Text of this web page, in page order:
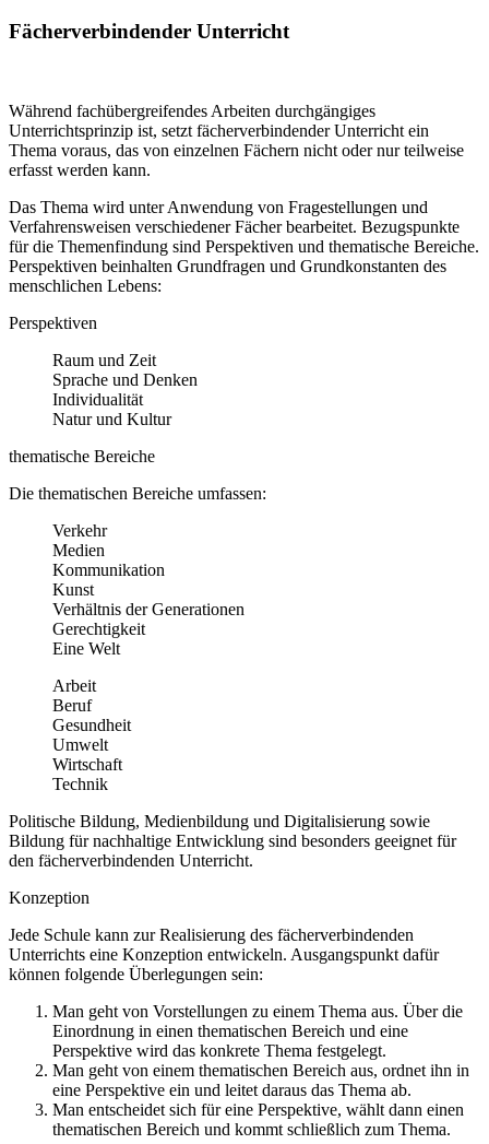
Fächerverbindender Unterricht
Während fachübergreifendes Arbeiten durchgängiges
Unterrichtsprinzip ist, setzt fächerverbindender Unterricht ein
Thema voraus, das von einzelnen Fächern nicht oder nur teilweise
erfasst werden kann.
Das Thema wird unter Anwendung von Fragestellungen und
Verfahrensweisen verschiedener Fächer bearbeitet. Bezugspunkte
für die Themenfindung sind Perspektiven und thematische Bereiche.
Perspektiven beinhalten Grundfragen und Grundkonstanten des
menschlichen Lebens:
Perspektiven
Raum und Zeit
Sprache und Denken
Individualität
Natur und Kultur
thematische Bereiche
Die thematischen Bereiche umfassen:
Verkehr
Medien
Kommunikation
Kunst
Verhältnis der Generationen
Gerechtigkeit
Eine Welt
Arbeit
Beruf
Gesundheit
Umwelt
Wirtschaft
Technik
Politische Bildung, Medienbildung und Digitalisierung sowie
Bildung für nachhaltige Entwicklung sind besonders geeignet für
den fächerverbindenden Unterricht.
Konzeption
Jede Schule kann zur Realisierung des fächerverbindenden
Unterrichts eine Konzeption entwickeln. Ausgangspunkt dafür
können folgende Überlegungen sein:
Man geht von Vorstellungen zu einem Thema aus. Über die
Einordnung in einen thematischen Bereich und eine
Perspektive wird das konkrete Thema festgelegt.
Man geht von einem thematischen Bereich aus, ordnet ihn in
eine Perspektive ein und leitet daraus das Thema ab.
Man entscheidet sich für eine Perspektive, wählt dann einen
thematischen Bereich und kommt schließlich zum Thema.